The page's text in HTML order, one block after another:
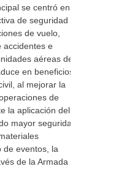
se centró en
de seguridad
de vuelo,
accidentes e
aéreas de
en beneficios
al mejorar la
de
la aplicación del
mayor seguridad
de eventos, la
de la Armada